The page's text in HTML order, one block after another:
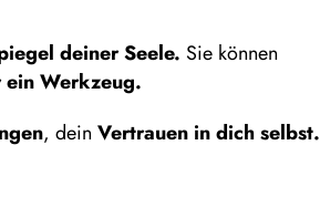
deiner Seele. Sie können
ein Werkzeug.
, dein Vertrauen in dich selbst.